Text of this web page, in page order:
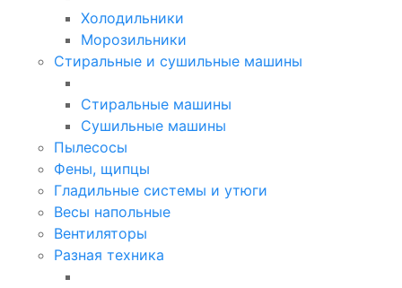
Холодильники
Морозильники
Стиральные и сушильные машины
Стиральные машины
Сушильные машины
Пылесосы
Фены, щипцы
Гладильные системы и утюги
Весы напольные
Вентиляторы
Разная техника